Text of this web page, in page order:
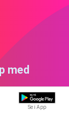
Se i App
med